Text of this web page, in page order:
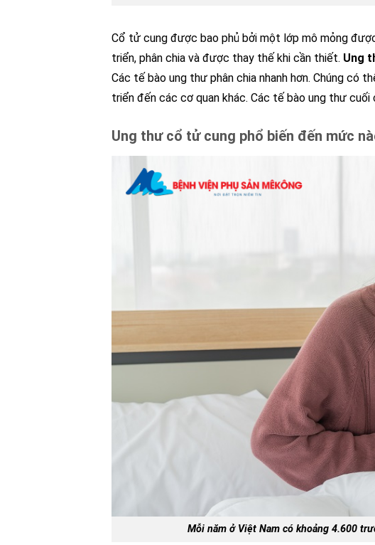
Cổ tử cung được bao phủ bởi một lớp mô mỏng
triển, phân chia và được thay thế khi cần thiết. Ung
Các tế bào ung thư phân chia nhanh hơn. Chúng có
triển đến các cơ quan khác. Các tế bào ung thư
Ung thư cổ tử cung phổ biến đến mức
Mỗi năm ở Việt Nam có khoảng 4.600